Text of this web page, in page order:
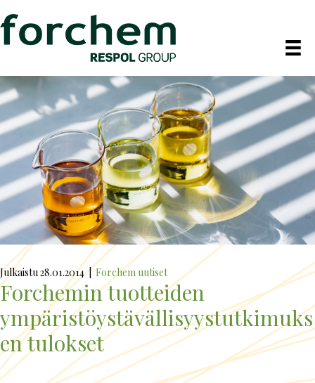
Julkaistu 28.01.2014|Forchem uutiset
Forchemin tuotteiden
ympäristöystävällisyystutkimuks
en tulokset